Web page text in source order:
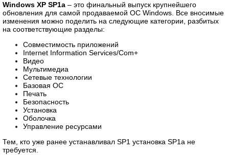
Windows XP SP1a – это финальный выпуск крупнейшего
обновления для самой продаваемой ОС Windows. Все вносимые
изменения можно поделить на следующие категории, разбитых
на соответствующие разделы:
Совместимость приложений
Internet Information Services/Com+
Видео
Мультимедиа
Сетевые технологии
Базовая ОС
Печать
Безопасность
Установка
Оболочка
Управление ресурсами
Тем, кто уже ранее устанавливал SP1 установка SP1a не
требуется.